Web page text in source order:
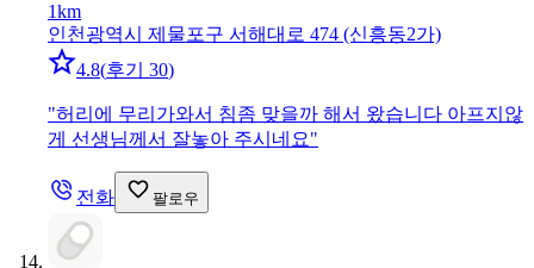
1km
인천광역시 제물포구 서해대로 474 (신흥동2가)
4.8(후기 30)
"허리에 무리가와서 침좀 맞을까 해서 왔습니다 아프지않
게 선생님께서 잘놓아 주시네요"
전화 팔로우